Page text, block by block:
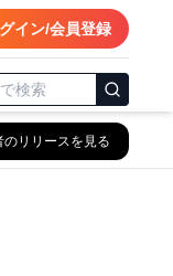
イン/会員登録
のリリースを見る